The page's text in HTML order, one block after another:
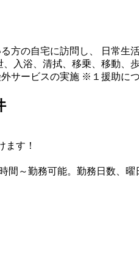
方の自宅に訪問し、 日常
入浴、清拭、移乗、移動、
サービスの実施 ※１援助に
す！
間～勤務可能。勤務日数、曜